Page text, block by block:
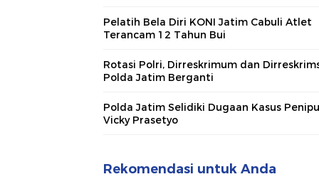
Pelatih Bela Diri KONI Jatim Cabuli Atlet
Terancam 12 Tahun Bui
Rotasi Polri, Dirreskrimum dan
Polda Jatim Berganti
Polda Jatim Selidiki Dugaan Kasus
Vicky Prasetyo
Rekomendasi untuk Anda